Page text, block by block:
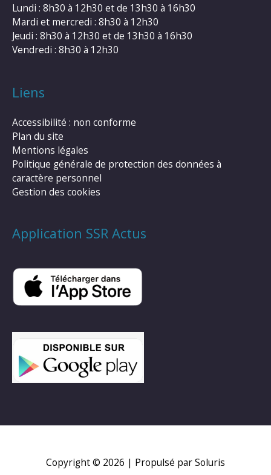
Lundi : 8h30 à 12h30 et de 13h30 à 16h30
Mardi et mercredi : 8h30 à 12h30
Jeudi : 8h30 à 12h30 et de 13h30 à 16h30
Vendredi : 8h30 à 12h30
Liens
Accessibilité : non conforme
Plan du site
Mentions légales
Politique générale de protection des données à
caractère personnel
Gestion des cookies
Application SSR Actus
Copyright © 2026 | Propulsé par Soluris